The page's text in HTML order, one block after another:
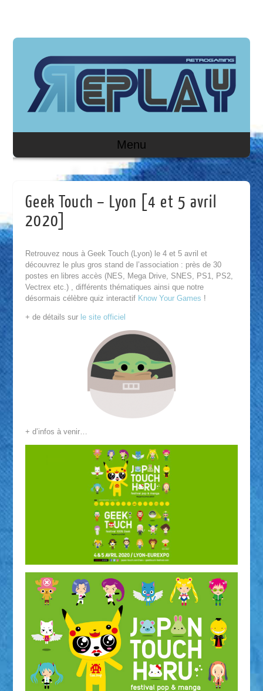
Menu
Geek Touch – Lyon [4 et 5 avril
2020]
Retrouvez nous à Geek Touch (Lyon) le 4 et 5 avril et
découvrez le plus gros stand de l’association : près de 30
postes en libres accès (NES, Mega Drive, SNES, PS1, PS2,
Vectrex etc.) , différents thématiques ainsi que notre
désormais célèbre quiz interactifKnow Your Games !
+ de détails sur le site officiel
+ d’infos à venir…